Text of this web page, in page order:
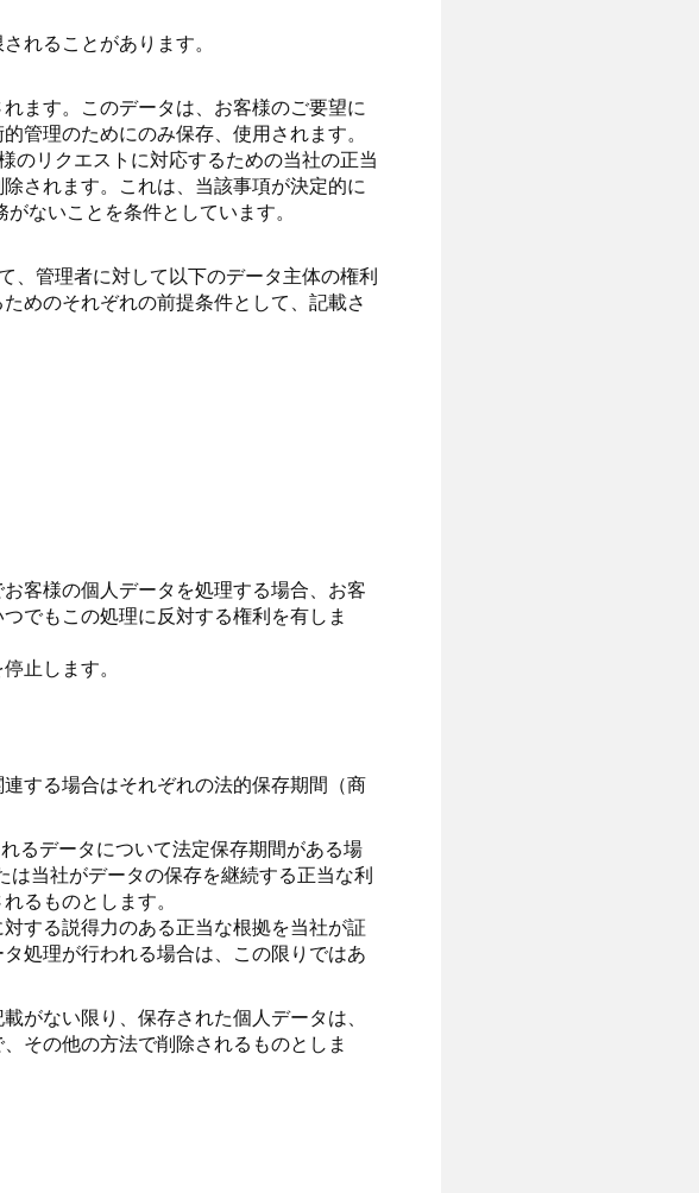
れることがあります。
ます。このデータは、お客様のご要望に
管理のためにのみ保存、使用されます。
のリクエストに対応するための当社の正当
されます。これは、当該事項が決定的に
ないことを条件としています。
、管理者に対して以下のデータ主体の権利
めのそれぞれの前提条件として、記載さ
客様の個人データを処理する場合、お客
でもこの処理に反対する権利を有しま
止します。
する場合はそれぞれの法的保存期間（商
るデータについて法定保存期間がある場
当社がデータの保存を継続する正当な利
るものとします。
する説得力のある正当な根拠を当社が証
処理が行われる場合は、この限りではあ
がない限り、保存された個人データは、
その他の方法で削除されるものとしま